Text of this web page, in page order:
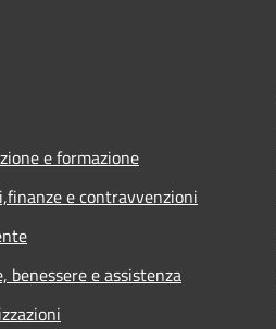
e formazione
e contravvenzioni
benessere e assistenza